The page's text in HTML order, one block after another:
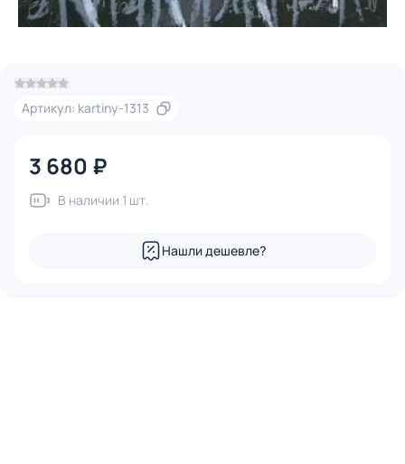
Артикул: kartiny-1313
3 680 ₽
В наличии 1 шт.
Нашли дешевле?